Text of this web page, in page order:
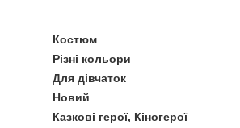
Костюм
Різні кольори
Для дівчаток
Новий
Казкові герої, Кіногерої